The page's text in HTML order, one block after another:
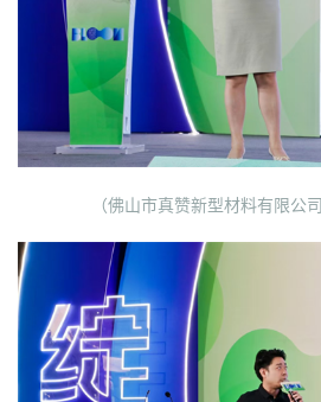
（佛山市真赞新型材料有限公